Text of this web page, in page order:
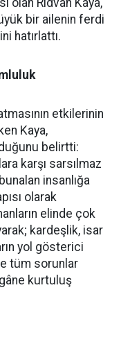
bir ailenin ferdi
hatırlattı.
etkilerinin
Kaya,
belirtti:
karşı sarsılmaz
insanlığa
olarak
elinde çok
kardeşlik, isar
yol gösterici
tüm sorunlar
kurtuluş